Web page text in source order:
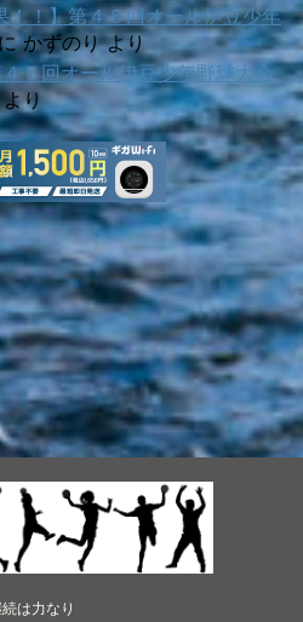
！】第４６回オール伊豆少年
かずのりより
５回オール伊豆少年野球大会
り
は力なり